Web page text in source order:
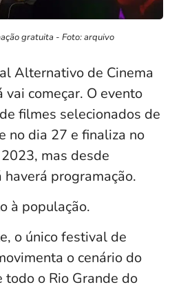
gratuita - Foto: arquivo
Alternativo de Cinema
vai começar. O evento
filmes selecionados de
no dia 27 e finaliza no
mas desde
programação.
à população.
o único festival de
o cenário do
o Rio Grande do